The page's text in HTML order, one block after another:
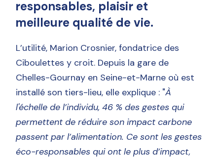
responsables, plaisir et
meilleure qualité de vie.
L’utilité, Marion Crosnier, fondatrice des
Ciboulettes y croit. Depuis la gare de
Chelles-Gournay en Seine-et-Marne où est
installé son tiers-lieu, elle explique : "À
l'échelle de l’individu, 46 % des gestes qui
permettent de réduire son impact carbone
passent par l’alimentation. Ce sont les gestes
éco-responsables qui ont le plus d’impact,